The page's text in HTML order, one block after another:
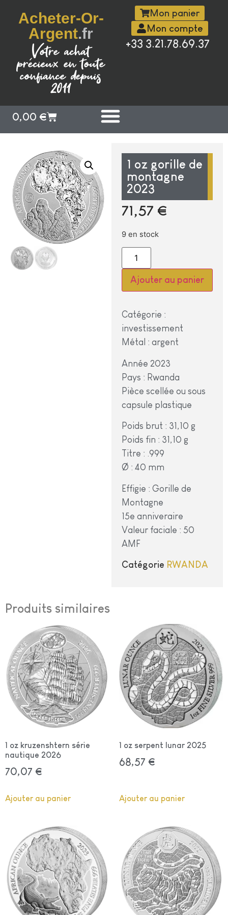
Acheter-Or-
Argent.fr
Votre achat
précieux en toute
confiance depuis
2011
Mon panier
Mon compte
+33 3.21.78.69.37
0,00 €
1 oz gorille de
montagne
2023
71,57 €
9 en stock
Ajouter au panier
Catégorie :
investissement
Métal : argent
Année 2023
Pays : Rwanda
Pièce scellée ou sous
capsule plastique
Poids brut : 31,10 g
Poids fin : 31,10 g
Titre : .999
Ø : 40 mm
Effigie : Gorille de
Montagne
15e anniveraire
Valeur faciale : 50
AMF
Catégorie RWANDA
Produits similaires
1 oz kruzenshtern série
nautique 2026
70,07 €
Ajouter au panier
1 oz serpent lunar 2025
68,57 €
Ajouter au panier